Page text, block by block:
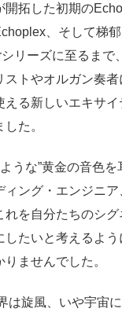
開拓した初期の
、そして梯
リーズに至るまで
ストやオルガン奏
える新しいエキサ
た。
うな”黄金の音色を
ィング・エンジニ
れを自分たちのシ
したいと考えるよう
ませんでした。
は旋風、いや宇宙